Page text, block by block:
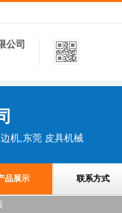
公司
机,东莞 皮具机械
品展示 联系方式